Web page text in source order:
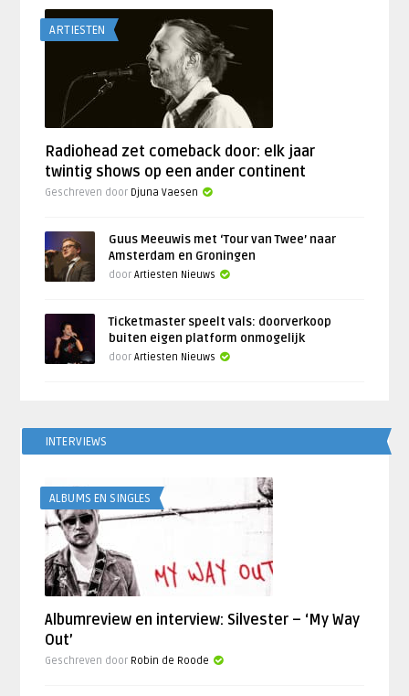
ARTIESTEN
Radiohead zet comeback door: elk jaar
twintig shows op een ander continent
Geschreven door Djuna Vaesen
Guus Meeuwis met ‘Tour van Twee’ naar
Amsterdam en Groningen
doorArtiesten Nieuws
Ticketmaster speelt vals: doorverkoop
buiten eigen platform onmogelijk
doorArtiesten Nieuws
INTERVIEWS
ALBUMS EN SINGLES
Albumreview en interview: Silvester – ‘My Way
Out’
Geschreven door Robin de Roode